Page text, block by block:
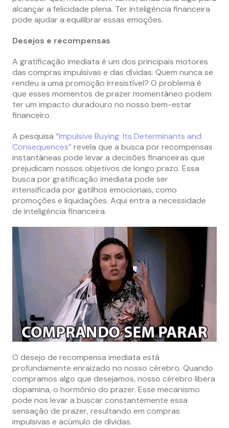
alcançar a felicidade plena. Ter inteligência financeira
pode ajudar a equilibrar essas emoções.
Desejos e recompensas
A gratificação imediata é um dos principais motores
das compras impulsivas e das dívidas. Quem nunca se
rendeu a uma promoção irresistível? O problema é
que esses momentos de prazer momentâneo podem
ter um impacto duradouro no nosso bem-estar
financeiro.
A pesquisa “Impulsive Buying: Its Determinants and
Consequences”revela que a busca por recompensas
instantâneas pode levar a decisões financeiras que
prejudicam nossos objetivos de longo prazo. Essa
busca por gratificação imediata pode ser
intensificada por gatilhos emocionais, como
promoções e liquidações. Aqui entra a necessidade
de inteligência financeira.
O desejo de recompensa imediata está
profundamente enraizado no nosso cérebro. Quando
compramos algo que desejamos, nosso cérebro libera
dopamina, o hormônio do prazer. Esse mecanismo
pode nos levar a buscar constantemente essa
sensação de prazer, resultando em compras
impulsivas e acúmulo de dívidas.